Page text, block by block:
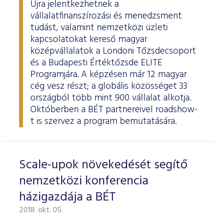
Újra jelentkezhetnek a
vállalatfinanszírozási és menedzsment
tudást, valamint nemzetközi üzleti
kapcsolatokat kereső magyar
középvállalatok a Londoni Tőzsdecsoport
és a Budapesti Értéktőzsde ELITE
Programjára. A képzésen már 12 magyar
cég vesz részt; a globális közösséget 33
országból több mint 900 vállalat alkotja.
Októberben a BÉT partnereivel roadshow-
t is szervez a program bemutatására.
Scale-upok növekedését segítő
nemzetközi konferencia
házigazdája a BÉT
2018. okt. 05.